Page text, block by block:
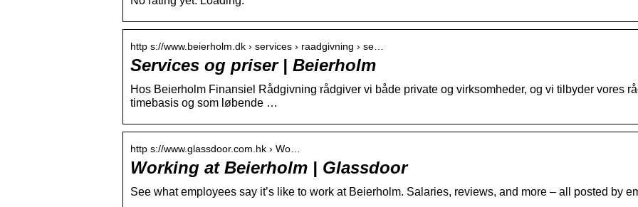
http s://www.beierholm.dk › services › raadgivning › se…
Services og priser | Beierholm
Hos Beierholm Finansiel Rådgivning rådgiver vi både private og virksomheder, og vi tilbyder vores
timebasis og som løbende …
http s://www.glassdoor.com.hk › Wo…
Working at Beierholm | Glassdoor
See what employees say it’s like to work at Beierholm. Salaries, reviews, and more – all posted by